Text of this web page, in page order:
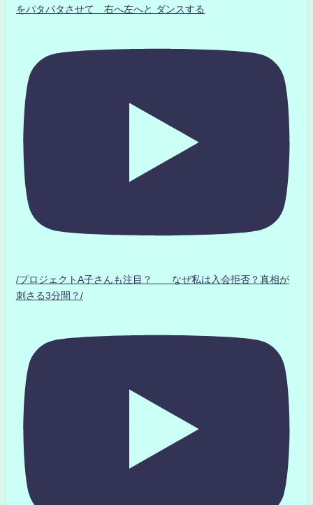
をパタパタさせて 右へ左へと ダンスする
/プロジェクトA子さんも注目？ なぜ私は入会拒否？真相が
刺さる3分間？/